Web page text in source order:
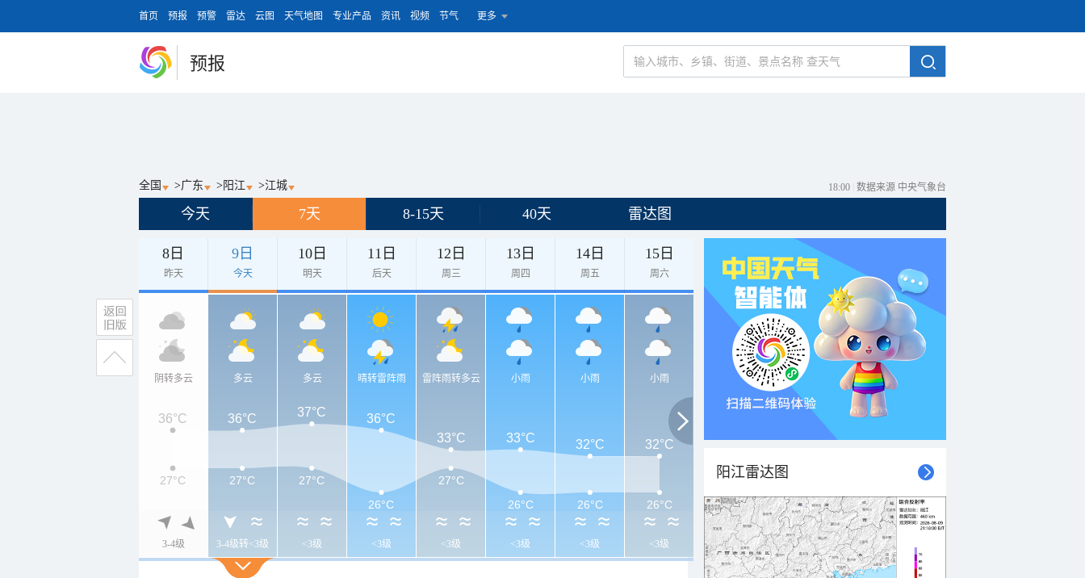
首页 预报 预警 雷达 云图 天气地图 专业产品 资讯 视频 节气 更多
预报
全国 >广东 > 阳江 >江城 18:00 数据来源 中央气象台
今天 7天 8-15天 40天 雷达图
8日
昨天
9日
今天
10日
明天
11日
后天
12日
周三
13日
周四
14日
周五
15日
周六
阴转多云
3-4级
多云
3-4级转<3级
多云
<3级
晴转雷阵雨
<3级
雷阵雨转多云
<3级
小雨
<3级
小雨
<3级
小雨
<3级
36°C 36°C 37°C
36°C
33°C
33°C 32°C 32°C
27°C 27°C
27°C
26°C
27°C
26°C
26°C 26°C
阳江雷达图